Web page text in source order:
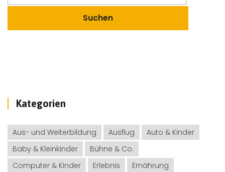
Kategorien
Aus- und Weiterbildung Ausflug
Auto & Kinder
Baby & Kleinkinder
Bühne & Co.
Computer & Kinder
Erlebnis
Ernährung